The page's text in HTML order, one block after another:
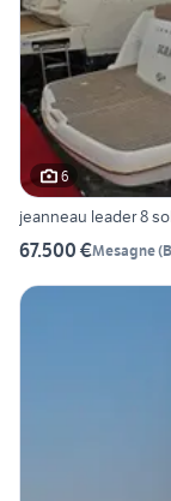
6
jeanneau leader 8
67.500 €Mesagne(